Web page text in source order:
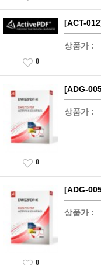
[ACT-
상품가 :
0
[ADG-
상품가 :
0
[ADG-
상품가 :
0